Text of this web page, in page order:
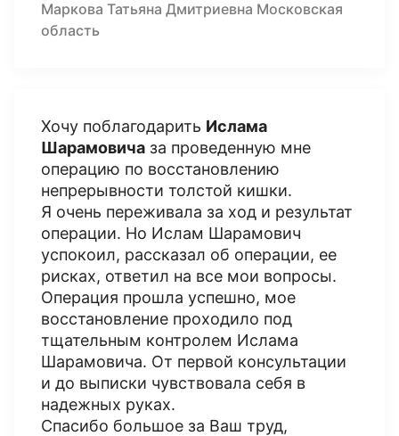
Маркова Татьяна Дмитриевна Московская
область
Хочу поблагодарить Ислама
Шарамовича за проведенную мне
операцию по восстановлению
непрерывности толстой кишки.
Я очень переживала за ход и результат
операции. Но Ислам Шарамович
успокоил, рассказал об операции, ее
рисках, ответил на все мои вопросы.
Операция прошла успешно, мое
восстановление проходило под
тщательным контролем Ислама
Шарамовича. От первой консультации
и до выписки чувствовала себя в
надежных руках.
Спасибо большое за Ваш труд,